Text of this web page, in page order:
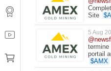
Site $
5 Aug
termine
portail
$AMX